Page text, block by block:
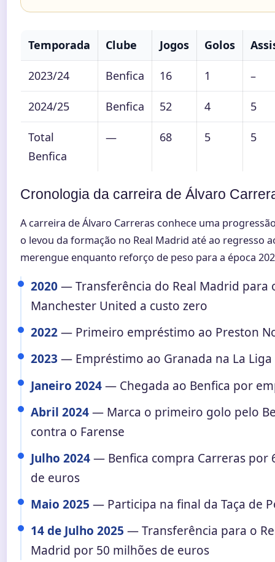
Temporada Clube Jogos Golos
2023/24 Benfica 16 1 –
2024/25 Benfica 52 4 5
Total
Benfica
— 68 5 5
Cronologia da carreira de Álvaro
A carreira de Álvaro Carreras conhece uma
o levou da formação no Real Madrid até ao regresso
merengue enquanto reforço de peso para a época
2020— Transferência do Real Madrid para
Manchester United a custo zero
2022— Primeiro empréstimo ao Preston
2023 — Empréstimo ao Granada na La Liga
Janeiro 2024— Chegada ao Benfica por
Abril 2024— Marca o primeiro golo pelo
contra o Farense
Julho 2024— Benfica compra Carreras por
de euros
Maio 2025 — Participa na final da Taça de
14 de Julho 2025 — Transferência para o
Madrid por 50 milhões de euros